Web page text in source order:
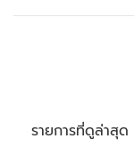
รายการที่ดูล่าสุด